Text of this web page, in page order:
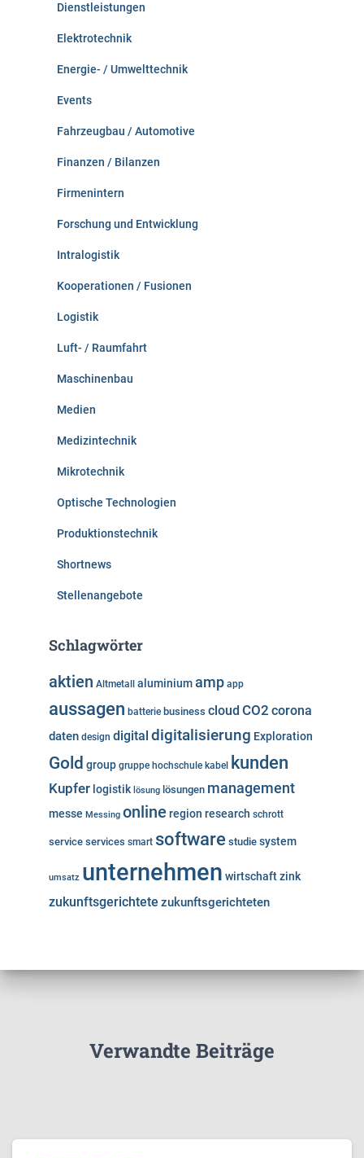
Dienstleistungen
Elektrotechnik
Energie- / Umwelttechnik
Events
Fahrzeugbau / Automotive
Finanzen / Bilanzen
Firmenintern
Forschung und Entwicklung
Intralogistik
Kooperationen / Fusionen
Logistik
Luft- / Raumfahrt
Maschinenbau
Medien
Medizintechnik
Mikrotechnik
Optische Technologien
Produktionstechnik
Shortnews
Stellenangebote
Schlagwörter
aktien Altmetall aluminiumamp app
aussagen batterie business cloud CO2 corona
daten design digital digitalisierung Exploration
Gold group gruppe hochschule kabel kunden
Kupfer logistik lösung lösungen management
messe Messing online region research schrott
service services smart software studie system
umsatz unternehmen wirtschaftzink
zukunftsgerichtete zukunftsgerichteten
Verwandte Beiträge